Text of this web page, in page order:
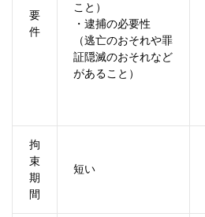
要
件
こと）
・逮捕の必要性
（逃亡のおそれや罪
証隠滅のおそれなど
があること）
拘
束
期
間
短い